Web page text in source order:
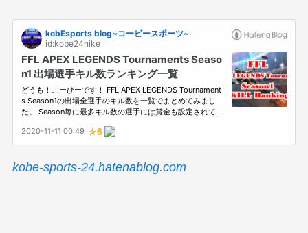
kobe-sports-24.hatenablog.com